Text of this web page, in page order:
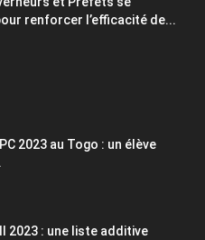
renforcer l’efficacité de...
2023 au Togo : un élève
2023 : une liste additive